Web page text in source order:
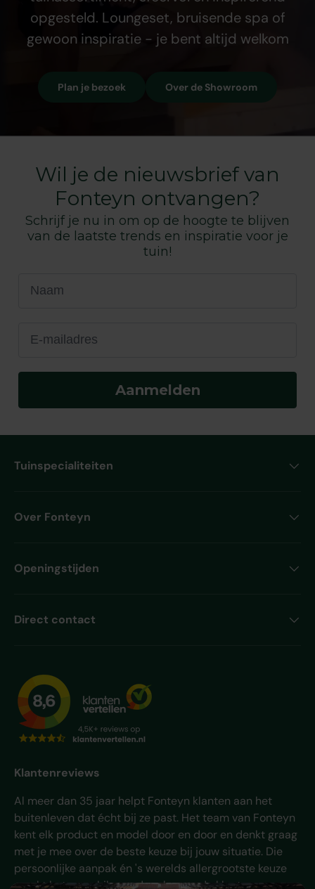
opgesteld. Loungeset, bruisende spa of
gewoon inspiratie - je bent altijd welkom
Plan je bezoek Over de Showroom
Wil je de nieuwsbrief van
Fonteyn ontvangen?
Schrijf je nu in om op de hoogte te blijven
van de laatste trends en inspiratie voor je
tuin!
Aanmelden
Tuinspecialiteiten
Over Fonteyn
Openingstijden
Direct contact
Klantenreviews
Al meer dan 35 jaar helpt Fonteyn klanten aan het
buitenleven dat écht bij ze past. Het team van Fonteyn
kent elk product en model door en door en denkt graag
met je mee over de beste keuze bij jouw situatie. Die
persoonlijke aanpak én 's werelds allergrootste keuze
maakt het verschil - en daar komen de klanten van